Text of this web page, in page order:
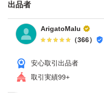
出品者
ArigatoMalu
（366）
安心取引出品者
取引実績99+